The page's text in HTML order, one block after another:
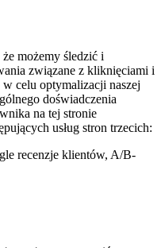
możemy śledzić i
związane z kliknięciami i
celu optymalizacji naszej
doświadczenia
na tej stronie
usług stron trzecich:
recenzje klientów, A/B-